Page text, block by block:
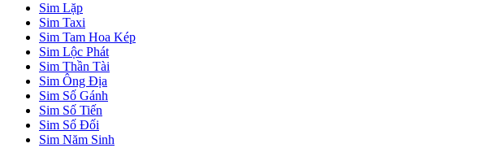
Sim Lặp
Sim Taxi
Sim Tam Hoa Kép
Sim Lộc Phát
Sim Thần Tài
Sim Ông Địa
Sim Số Gánh
Sim Số Tiến
Sim Số Đối
Sim Năm Sinh